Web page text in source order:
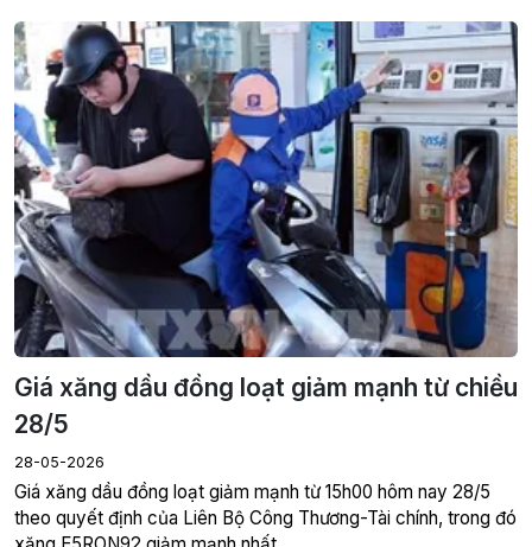
Giá xăng dầu đồng loạt giảm mạnh từ chiều
28/5
28-05-2026
Giá xăng dầu đồng loạt giảm mạnh từ 15h00 hôm nay 28/5
theo quyết định của Liên Bộ Công Thương-Tài chính, trong đó